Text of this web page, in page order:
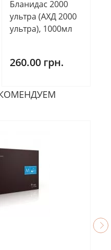
Бланидас 2000
ультра (АХД 2000
ультра), 1000мл
260.00 грн.